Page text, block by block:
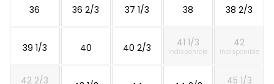
36 36 2/3 37 1/3 38 38 2/3
39 1/3 40 40 2/3 41 1/3
Indisponible
42
Indisponible
42 2/3 45 1/3